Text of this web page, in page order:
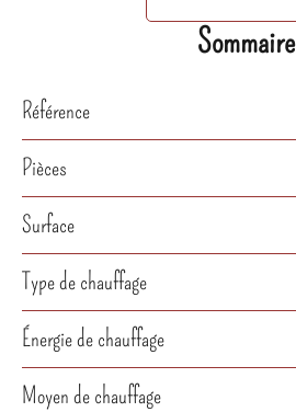
Sommaire
Référence
Pièces
Surface
Type de chauffage
Énergie de chauffage
Moyen de chauffage